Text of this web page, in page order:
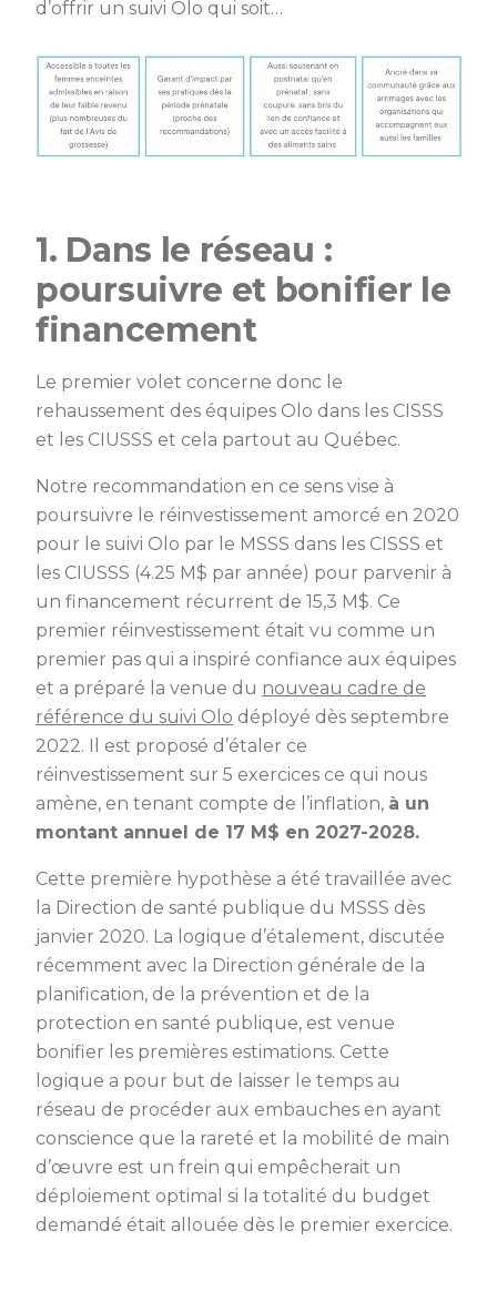
d’offrir un suivi Olo qui soit…
1. Dans le réseau :
poursuivre et bonifier le
financement
Le premier volet concerne donc le
rehaussement des équipes Olo dans les CISSS
et les CIUSSS et cela partout au Québec.
Notre recommandation en ce sens vise à
poursuivre le réinvestissement amorcé en 2020
pour le suivi Olo par le MSSS dans les CISSS et
les CIUSSS (4.25 M$ par année) pour parvenir à
un financement récurrent de 15,3 M$. Ce
premier réinvestissement était vu comme un
premier pas qui a inspiré confiance aux équipes
et a préparé la venue du nouveau cadre de
référence du suivi Olo déployé dès septembre
2022. Il est proposé d’étaler ce
réinvestissement sur 5 exercices ce qui nous
amène, en tenant compte de l’inflation, à un
montant annuel de 17 M$ en 2027-2028.
Cette première hypothèse a été travaillée avec
la Direction de santé publique du MSSS dès
janvier 2020. La logique d’étalement, discutée
récemment avec la Direction générale de la
planification, de la prévention et de la
protection en santé publique, est venue
bonifier les premières estimations. Cette
logique a pour but de laisser le temps au
réseau de procéder aux embauches en ayant
conscience que la rareté et la mobilité de main
d’œuvre est un frein qui empêcherait un
déploiement optimal si la totalité du budget
demandé était allouée dès le premier exercice.